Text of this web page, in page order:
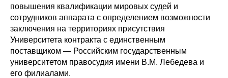
повышения квалификации мировых судей и
сотрудников аппарата с определением возможности
заключения на территориях присутствия
Университета контракта с единственным
поставщиком — Российским государственным
университетом правосудия имени В.М. Лебедева и
его филиалами.